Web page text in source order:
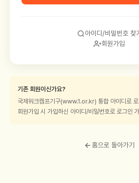
아이디/비밀번호 찾기
회원가입
기존 회원이신가요?
국제워크캠프기구(www.1.or.kr) 통합 아이디로
회원가입 시 가입하신 아이디/비밀번호로 로그인
홈으로 돌아가기